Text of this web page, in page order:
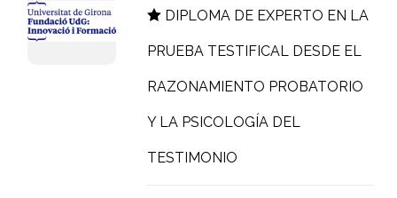
DIPLOMA DE EXPERTO EN LA
PRUEBA TESTIFICAL DESDE EL
RAZONAMIENTO PROBATORIO
Y LA PSICOLOGÍA DEL
TESTIMONIO